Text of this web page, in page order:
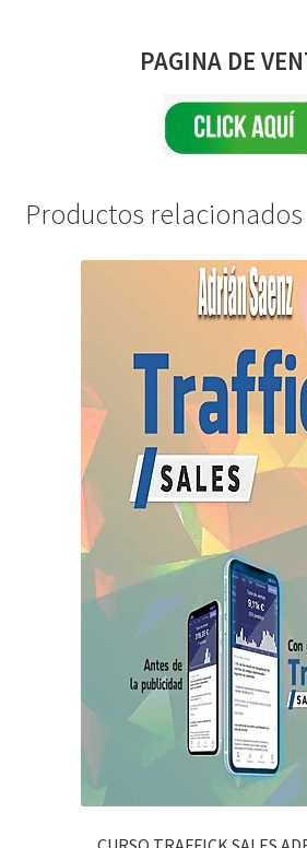
PAGINA DE
Productos relacionados